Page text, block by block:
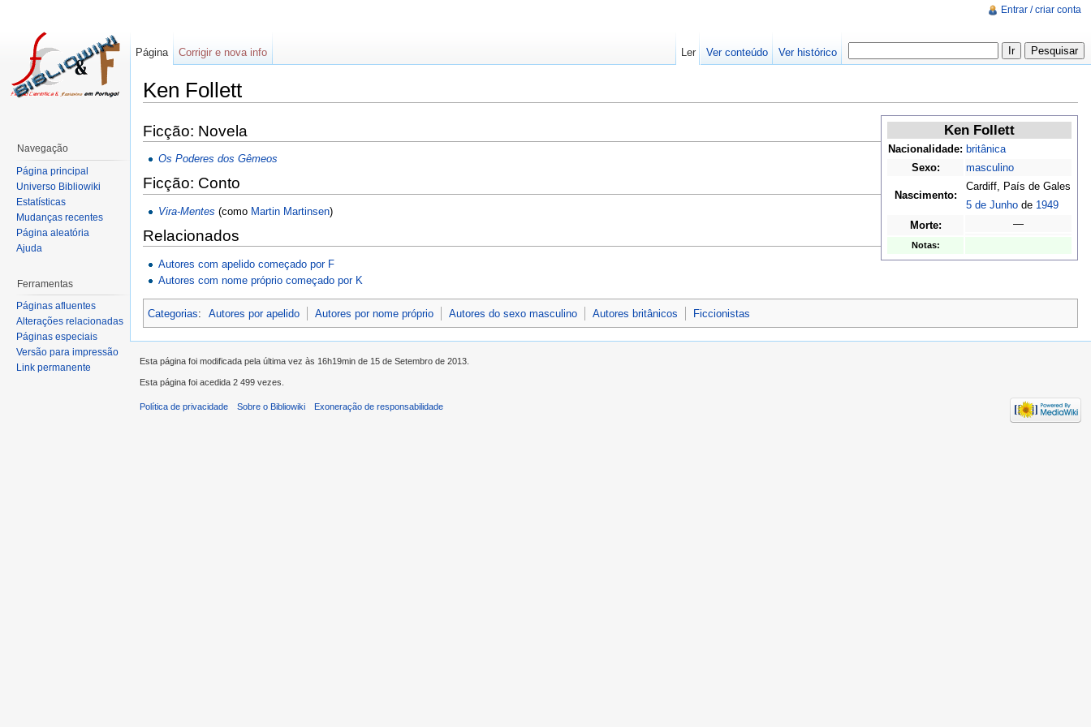
Ken Follett
Ken Follett
Nacionalidade: britânica
Sexo:
masculino
Nascimento:
Cardiff, País de Gales
5 de Junho de 1949
Morte:
—
Notas:
Ficção: Novela
Os Poderes dos Gêmeos
Ficção: Conto
Vira-Mentes (como Martin Martinsen)
Relacionados
Autores com apelido começado por F
Autores com nome próprio começado por K
Categorias: Autores por apelido Autores por nome próprio Autores do sexo masculino Autores britânicos Ficcionistas
Entrar / criar conta
Página Corrigir e nova info Ler Ver conteúdo Ver histórico
Navegação
Página principal
Universo Bibliowiki
Estatísticas
Mudanças recentes
Página aleatória
Ajuda
Ferramentas
Páginas afluentes
Alterações relacionadas
Páginas especiais
Versão para impressão
Link permanente
Esta página foi modificada pela última vez às 16h19min de 15 de Setembro de 2013.
Esta página foi acedida 2 499 vezes.
Política de privacidade Sobre o Bibliowiki Exoneração de responsabilidade